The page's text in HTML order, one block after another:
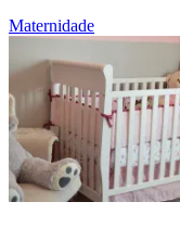
Maternidade